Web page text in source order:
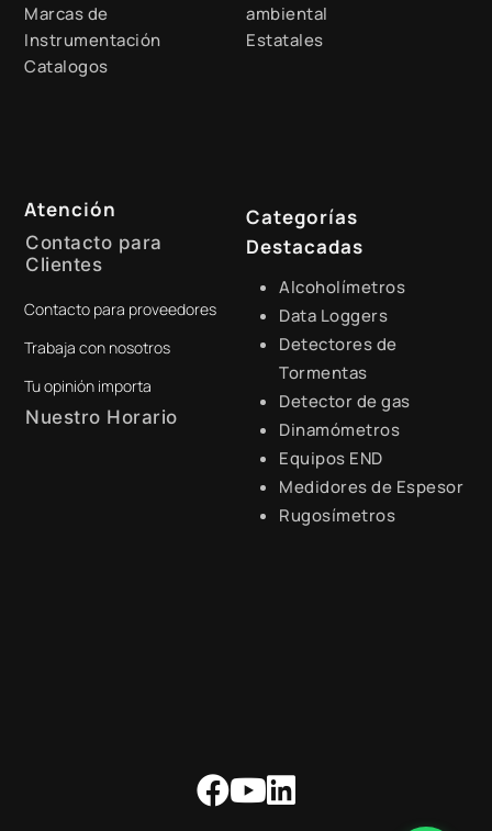
Marcas de
Instrumentación
Catalogos
ambiental
Estatales
Atención
Contacto para
Clientes
+51 941 525 454
digital@zamtsu.com
Contacto para proveedores
Trabaja con nosotros
Tu opinión importa
Nuestro Horario
Categorías
Destacadas
Alcoholímetros
Data Loggers
Detectores de
Tormentas
Detector de gas
Dinamómetros
Equipos END
Medidores de Espesor
Rugosímetros